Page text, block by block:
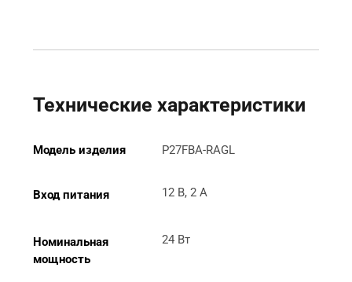
Технические характеристики
Модель изделия P27FBA-RAGL
Вход питания 12 В, 2 А
Номинальная
мощность
24 Вт